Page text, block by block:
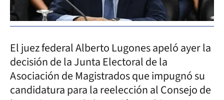
El juez federal Alberto Lugones apeló ayer la
decisión de la Junta Electoral de la
Asociación de Magistrados que impugnó su
candidatura para la reelección al Consejo de